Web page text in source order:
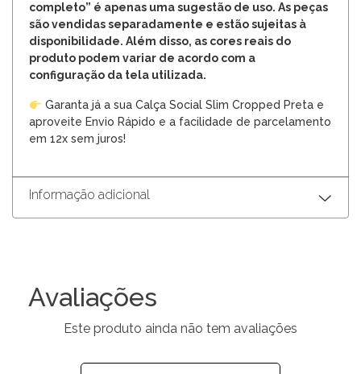
completo” é apenas uma sugestão de uso. As peças
são vendidas separadamente e estão sujeitas à
disponibilidade. Além disso, as cores reais do
produto podem variar de acordo com a
configuração da tela utilizada.
Garanta já a sua Calça Social Slim Cropped Preta e
aproveite Envio Rápido e a facilidade de parcelamento
em 12x sem juros!
Informação adicional
Avaliações
Este produto ainda não tem avaliações